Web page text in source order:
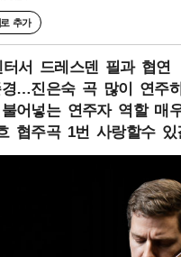
추가
터서 드레스덴 필과 협연
…진은숙 곡 많이 연주
어넣는 연주자 역할 매
협주곡 1번 사랑할수